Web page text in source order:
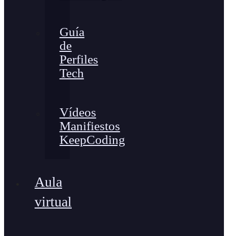
Guía
de
Perfiles
Tech
Vídeos
Manifiestos
KeepCoding
Aula
virtual